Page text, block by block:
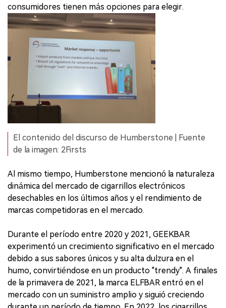
consumidores tienen más opciones para elegir.
El contenido del discurso de Humberstone | Fuente
de la imagen: 2Firsts
Al mismo tiempo, Humberstone mencionó la naturaleza
dinámica del mercado de cigarrillos electrónicos
desechables en los últimos años y el rendimiento de
marcas competidoras en el mercado.
Durante el período entre 2020 y 2021, GEEKBAR
experimentó un crecimiento significativo en el mercado
debido a sus sabores únicos y su alta dulzura en el
humo, convirtiéndose en un producto "trendy". A finales
de la primavera de 2021, la marca ELFBAR entró en el
mercado con un suministro amplio y siguió creciendo